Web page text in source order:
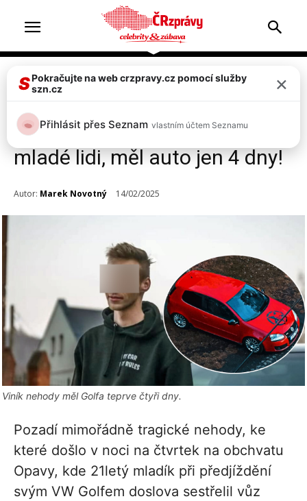
Doprava & nehody Top 2
Moje nová střela! Mladík, který
u Opavy zabil sebe a další dva
mladé lidi, měl auto jen 4 dny!
Autor: Marek Novotný 14/02/2025
Viník nehody měl Golfa teprve čtyři dny.
Pozadí mimořádně tragické nehody, ke
které došlo v noci na čtvrtek na obchvatu
Opavy, kde 21letý mladík při předjíždění
svým VW Golfem doslova sestřelil vůz
SPokračujte na web crzpravy.cz pomocí služby
szn.cz
×
Přihlásit přes Seznam vlastním účtem Seznamu